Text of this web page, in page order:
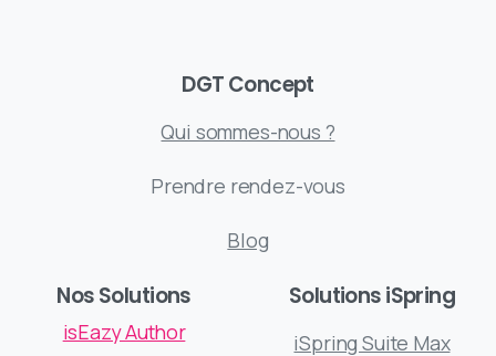
DGT Concept
Qui sommes-nous ?
Prendre rendez-vous
Blog
Nos Solutions
isEazy Author
Solutions iSpring
iSpring Suite Max